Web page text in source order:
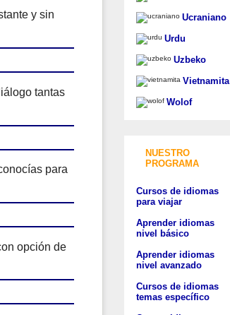
y sin
tantas
para
opción de
Ucraniano
Urdu
Uzbeko
Vietnamita
Wolof
NUESTRO
PROGRAMA
Cursos de idiomas
para viajar
Aprender idiomas
nivel básico
Aprender idiomas
nivel avanzado
Cursos de idiomas
temas específico